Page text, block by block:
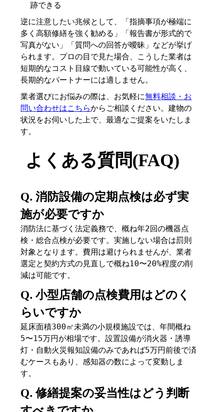
跡できる
逆に注意したい兆候として、「指摘事項が極端に
多く高額修繕を強く勧める」「報告書が形式的で
写真がない」「質問への回答が曖昧」などが挙げ
られます。プロの目で見た場合、こうした業者は
短期的なコスト目線で動いている可能性が高く、
長期的なパートナーには適しません。
業者選びにお悩みの際は、お気軽に無料相談・お
問い合わせはこちらからご相談ください。建物の
状況をお伺いした上で、最適なご提案をいたしま
す。
よくある質問(FAQ)
Q. 消防設備の定期点検は必ず実
施が必要ですか
消防法に基づく法定義務で、概ね年2回の機器点
検・総合点検が必要です。実施しない場合は罰則
対象となります。費用は避けられませんが、業者
選定と契約方式の見直しで概ね10〜20%程度の削
減は可能です。
Q. 小型店舗の点検費用はどのく
らいですか
延床面積300㎡未満の小規模施設では、年間概ね
5〜15万円が相場です。設置設備が消火器・誘導
灯・自動火災報知設備のみであれば5万円前後で済
むケースもあり、感知器の数によって変動しま
す。
Q. 修繕提案の妥当性はどう判断